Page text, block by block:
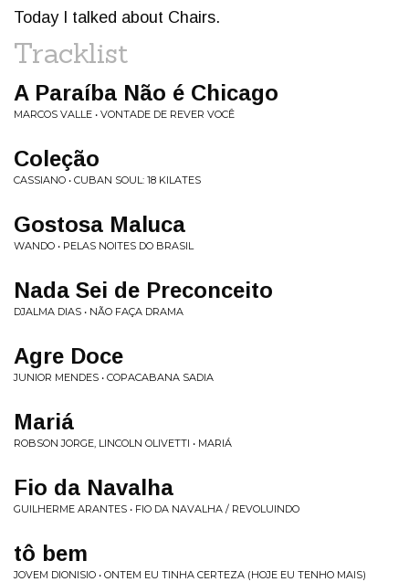
Today I talked about Chairs.
Tracklist
A Paraíba Não é Chicago
MARCOS VALLE • VONTADE DE REVER VOCÊ
Coleção
CASSIANO • CUBAN SOUL: 18 KILATES
Gostosa Maluca
WANDO • PELAS NOITES DO BRASIL
Nada Sei de Preconceito
DJALMA DIAS • NÃO FAÇA DRAMA
Agre Doce
JUNIOR MENDES • COPACABANA SADIA
Mariá
ROBSON JORGE, LINCOLN OLIVETTI • MARIÁ
Fio da Navalha
GUILHERME ARANTES • FIO DA NAVALHA / REVOLUINDO
tô bem
JOVEM DIONISIO • ONTEM EU TINHA CERTEZA (HOJE EU TENHO MAIS)